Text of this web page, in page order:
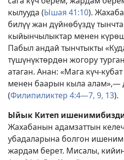
кылууда (Ышая 41:10).
билүү жан дүйнөбүздү
кыйынчылыктар менен
Пабыл андай тынчтыкты
түшүнүктөрдөн жогору
атаган. Анан: «Мага күч-
менен баарын кыла алам»,—
(Филипиликтер 4:4—7, 9, 13).
Ыйык Китеп
Жахабанын адамзаттын
убадаларына болгон
жардам берет. Мисалы,